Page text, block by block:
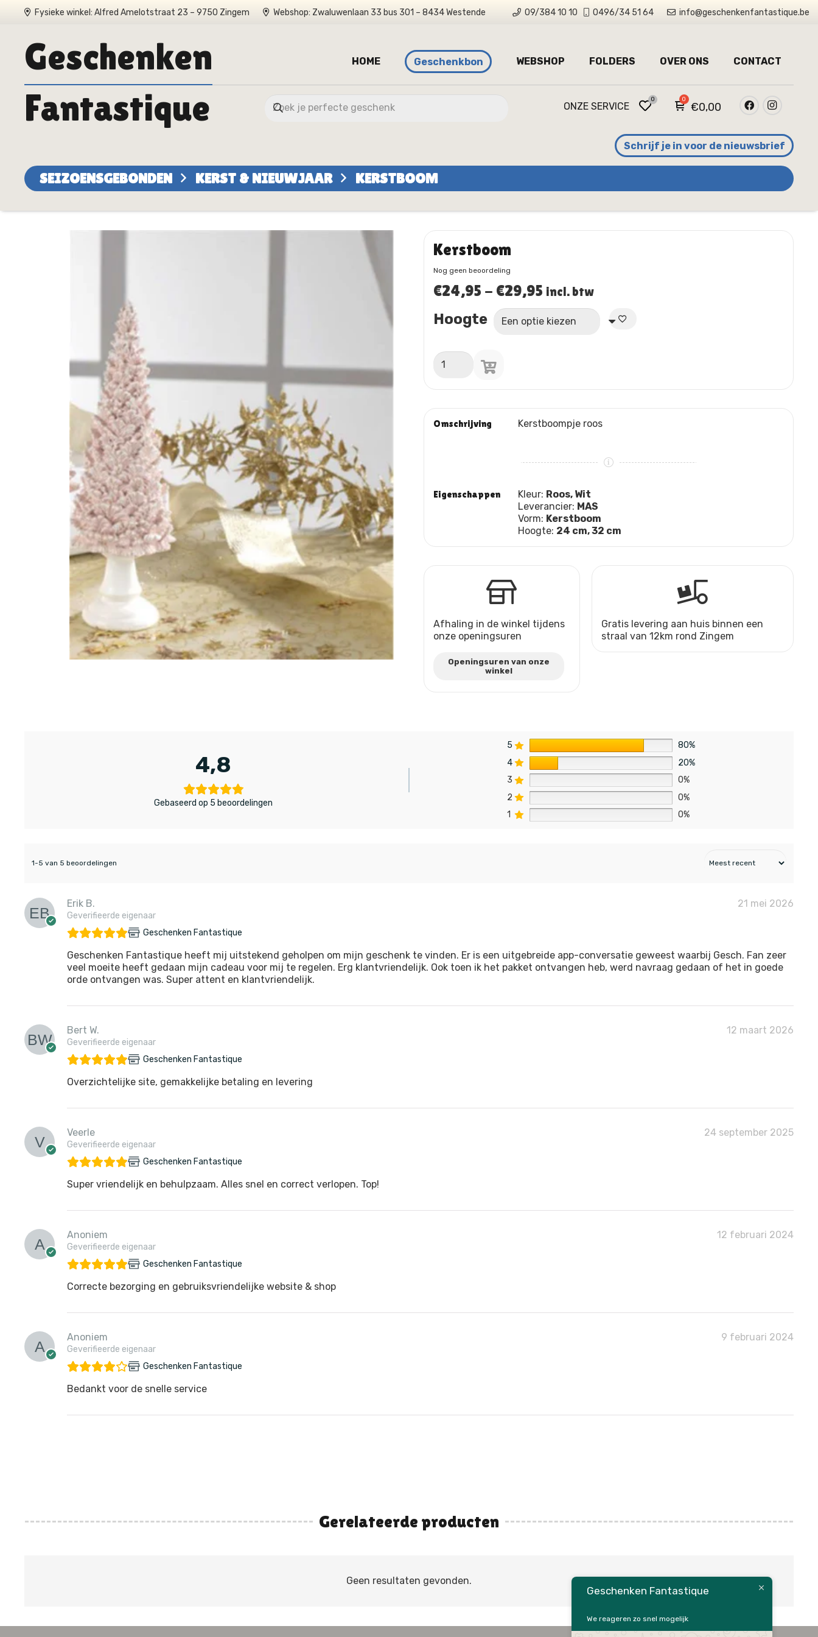
Fysieke winkel: Alfred Amelotstraat 23 – 9750 Zingem Webshop: Zwaluwenlaan 33 bus 301 – 8434 Westende 09/384 10 10 0496/34 51 64 info@geschenkenfantastique.be
Geschenken HOME Geschenkbon WEBSHOP FOLDERS OVER ONS CONTACT
Fantastique ONZE SERVICE
0
€0,00
Schrijf je in voor de nieuwsbrief
SEIZOENSGEBONDEN KERST & NIEUWJAAR KERSTBOOM
Kerstboom
Nog geen beoordeling
€24,95 - €29,95 Prijsklasse:
€24,95
tot
incl. btw
Hoogte
Kerstboom
aantal
Omschrijving Kerstboompje roos
Eigenschappen Kleur: Roos, Wit
Leverancier: MAS
Vorm: Kerstboom
Hoogte: 24 cm, 32 cm
Afhaling in de winkel tijdens
onze openingsuren
Openingsuren van onze
winkel
Gratis levering aan huis binnen een
straal van 12km rond Zingem
4,8
Gebaseerd op 5 beoordelingen
5
80%
4
20%
3
0%
2
0%
1
0%
1-5 van 5 beoordelingen
Erik B.
Geverifieerde eigenaar
21 mei 2026
Geschenken Fantastique
Geschenken Fantastique heeft mij uitstekend geholpen om mijn geschenk te vinden. Er is een uitgebreide app-conversatie geweest waarbij Gesch. Fan zeer
veel moeite heeft gedaan mijn cadeau voor mij te regelen. Erg klantvriendelijk. Ook toen ik het pakket ontvangen heb, werd navraag gedaan of het in goede
orde ontvangen was. Super attent en klantvriendelijk.
Bert W.
Geverifieerde eigenaar
12 maart 2026
Geschenken Fantastique
Overzichtelijke site, gemakkelijke betaling en levering
Veerle
Geverifieerde eigenaar
24 september 2025
Geschenken Fantastique
Super vriendelijk en behulpzaam. Alles snel en correct verlopen. Top!
Anoniem
Geverifieerde eigenaar
12 februari 2024
Geschenken Fantastique
Correcte bezorging en gebruiksvriendelijke website & shop
Anoniem
Geverifieerde eigenaar
9 februari 2024
Geschenken Fantastique
Bedankt voor de snelle service
Gerelateerde producten
Geen resultaten gevonden.
Geschenken Fantastique
We reageren zo snel mogelijk